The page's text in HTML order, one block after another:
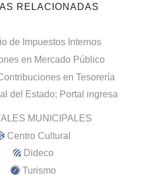
RELACIONADAS
de Impuestos Internos
en Mercado Público
en Tesorería
del Estado; Portal ingresa
MUNICIPALES
Centro Cultural
Dideco
Turismo